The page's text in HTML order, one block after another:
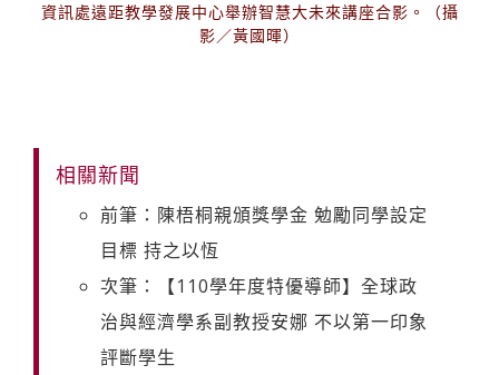
資訊處遠距教學發展中心舉辦智慧大未來講座合影。（攝
影／黃國暉）
相關新聞
前筆：陳梧桐親頒獎學金 勉勵同學設定
目標 持之以恆
次筆：【110學年度特優導師】全球政
治與經濟學系副教授安娜 不以第一印象
評斷學生